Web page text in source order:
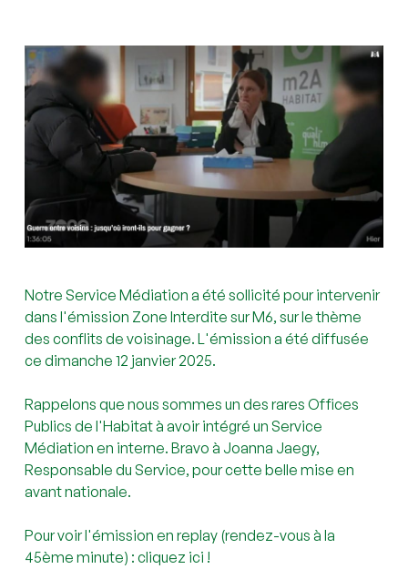
Notre Service Médiation a été sollicité pour intervenir
dans l'émission Zone Interdite sur M6, sur le thème
des conflits de voisinage. L'émission a été diffusée
ce dimanche 12 janvier 2025.
Rappelons que nous sommes un des rares Offices
Publics de l'Habitat à avoir intégré un Service
Médiation en interne. Bravo à Joanna Jaegy,
Responsable du Service, pour cette belle mise en
avant nationale.
Pour voir l'émission en replay (rendez-vous à la
45ème minute) : cliquez ici !